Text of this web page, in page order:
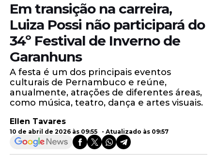
Em transição na carreira,
Luiza Possi não participará do
34º Festival de Inverno de
Garanhuns
A festa é um dos principais eventos
culturais de Pernambuco e reúne,
anualmente, atrações de diferentes áreas,
como música, teatro, dança e artes visuais.
Ellen Tavares
10 de abril de 2026 às 09:55 - Atualizado às 09:57